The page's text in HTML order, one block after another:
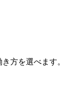
方を選べます。